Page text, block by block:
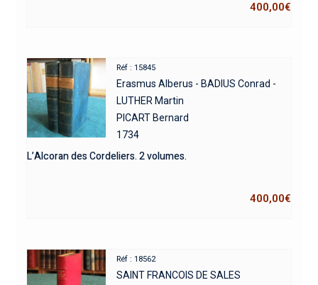
400,00€
Réf : 15845
Erasmus Alberus - BADIUS Conrad -
LUTHER Martin
PICART Bernard
1734
L’Alcoran des Cordeliers. 2 volumes.
400,00€
Réf : 18562
SAINT FRANCOIS DE SALES